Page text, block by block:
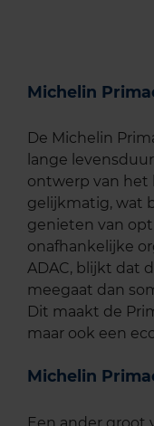
Michelin
De Michelin
lange
ontwerp van het
gelijkmatig, wat
genieten van
onafhankelijke
ADAC, blijkt dat
meegaat dan
Dit maakt de
maar ook een
Michelin
Een ander groot